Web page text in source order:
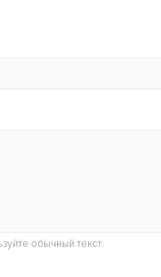
обычный текст.